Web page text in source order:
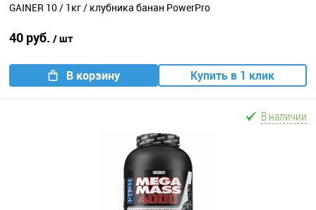
GAINER 10 / 1кг / клубника банан PowerPro
40 руб. / шт
В корзину Купить в 1 клик
В наличии